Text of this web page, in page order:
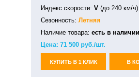
Индекс скорости: V (до 240 км/ч)
Сезонность: Летняя
Наличие товара: есть в наличии
Цена: 71 500 руб./шт.
КУПИТЬ В 1 КЛИК В